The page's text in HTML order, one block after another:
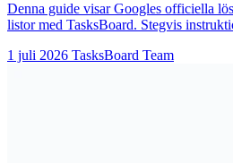
Denna guide visar Googles officiella
listor med TasksBoard. Stegvis
1 juli 2026 TasksBoard Team